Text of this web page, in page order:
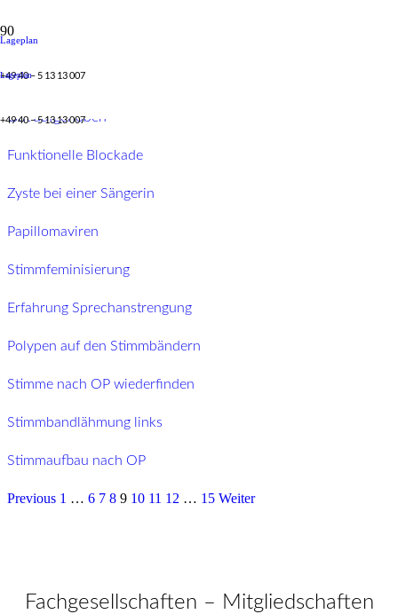
Lageplan
+49 40 – 5 13 13 007
Lageplan
+49 40 – 5 13 13 007
Erfahrungen
Gut aufgehoben
Funktionelle Blockade
Zyste bei einer Sängerin
Papillomaviren
Stimmfeminisierung
Erfahrung Sprechanstrengung
Polypen auf den Stimmbändern
Stimme nach OP wiederfinden
Stimmbandlähmung links
Stimmaufbau nach OP
Previous 1 … 6 7 8 9 10 11 12 … 15 Weiter
Fachgesellschaften – Mitgliedschaften